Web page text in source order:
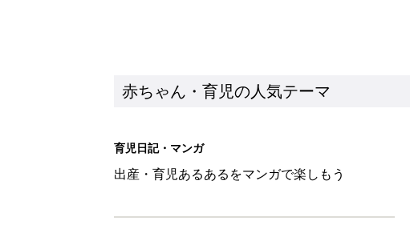
赤ちゃん・育児の人気テーマ
育児日記・マンガ
出産・育児あるあるをマンガで楽しもう